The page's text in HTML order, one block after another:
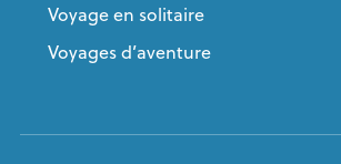
Voyage en solitaire
Voyages d’aventure